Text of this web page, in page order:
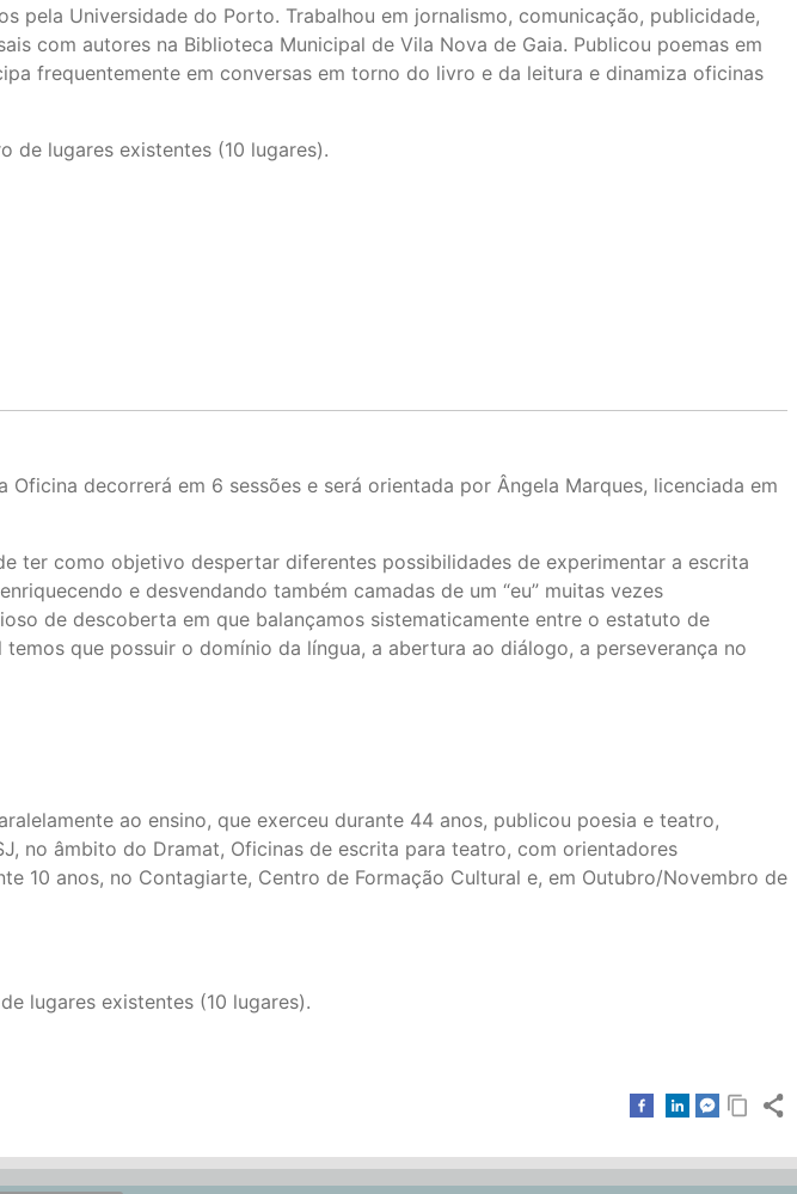
pela Universidade do Porto. Trabalhou em jornalismo, comunicação, publicidade,
com autores na Biblioteca Municipal de Vila Nova de Gaia. Publicou poemas em
frequentemente em conversas em torno do livro e da leitura e dinamiza oficinas
de lugares existentes (10 lugares).
decorrerá em 6 sessões e será orientada por Ângela Marques, licenciada em
ter como objetivo despertar diferentes possibilidades de experimentar a escrita
e desvendando também camadas de um “eu” muitas vezes
de descoberta em que balançamos sistematicamente entre o estatuto de
que possuir o domínio da língua, a abertura ao diálogo, a perseverança no
ao ensino, que exerceu durante 44 anos, publicou poesia e teatro,
no âmbito do Dramat, Oficinas de escrita para teatro, com orientadores
10 anos, no Contagiarte, Centro de Formação Cultural e, em Outubro/Novembro de
lugares existentes (10 lugares).